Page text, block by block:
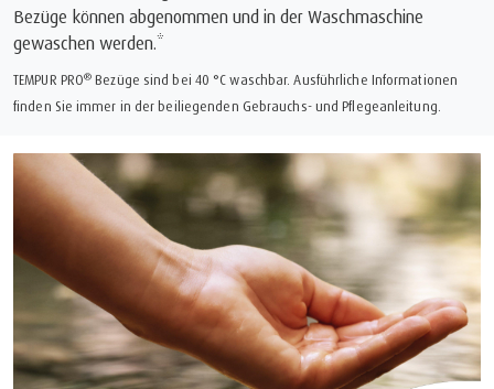
Bezüge können abgenommen und in der Waschmaschine
gewaschen werden.*
TEMPUR PRO® Bezüge sind bei 40 °C waschbar. Ausführliche Informationen
finden Sie immer in der beiliegenden Gebrauchs- und Pflegeanleitung.